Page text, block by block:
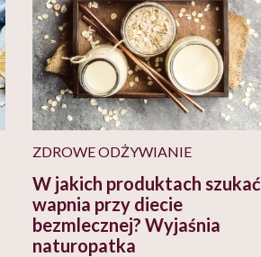
ZDROWE ODŻYWIANIE
W jakich produktach szukać
wapnia przy diecie
bezmlecznej? Wyjaśnia
naturopatka